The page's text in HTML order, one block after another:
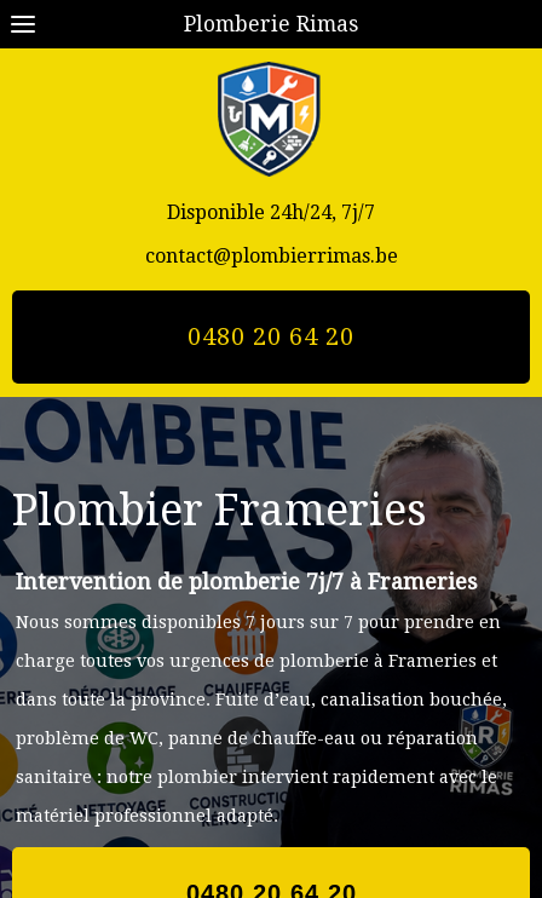
Plomberie Rimas
Disponible 24h/24, 7j/7
contact@plombierrimas.be
0480 20 64 20
Plombier Frameries
Intervention de plomberie 7j/7 à Frameries
Nous sommes disponibles 7 jours sur 7 pour prendre en
charge toutes vos urgences de plomberie à Frameries et
dans toute la province. Fuite d’eau, canalisation bouchée,
problème de WC, panne de chauffe-eau ou réparation
sanitaire : notre plombier intervient rapidement avec le
matériel professionnel adapté.